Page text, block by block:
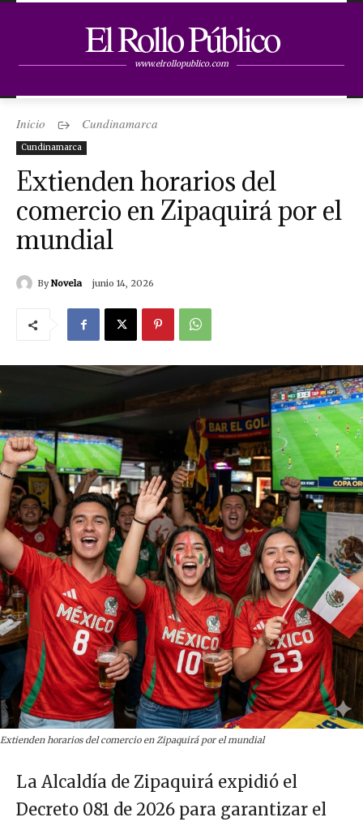
El Rollo Público
www.elrollopublico.com
Inicio Cundinamarca
Cundinamarca
Extienden horarios del
comercio en Zipaquirá por el
mundial
By Novela junio 14, 2026
Extienden horarios del comercio en Zipaquirá por el mundial
La Alcaldía de Zipaquirá expidió el
Decreto 081 de 2026 para garantizar el